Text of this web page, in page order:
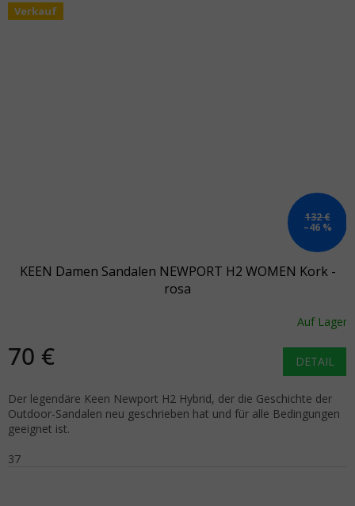
Verkauf
132 €
–46 %
KEEN Damen Sandalen NEWPORT H2 WOMEN Kork -
rosa
Auf Lager
70 € DETAIL
Der legendäre Keen Newport H2 Hybrid, der die Geschichte der
Outdoor-Sandalen neu geschrieben hat und für alle Bedingungen
geeignet ist.
37